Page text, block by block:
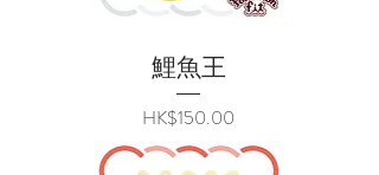
鯉魚王
價格
HK$150.00